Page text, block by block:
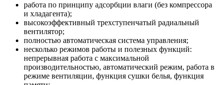
работа по принципу адсорбции влаги (без компрессора
и хладагента);
высокоэффективный трехступенчатый радиальный
вентилятор;
полностью автоматическая система управления;
несколько режимов работы и полезных функций:
непрерывная работа с максимальной
производительностью, автоматический режим, работа в
режиме вентиляции, функция сушки белья, функция